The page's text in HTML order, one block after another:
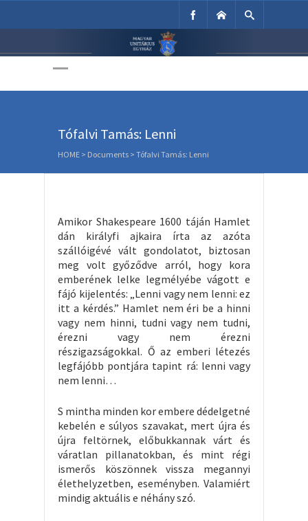
Unitárius Egyház
Tófalvi Tamás: Lenni
HOME > Documents > Tófalvi Tamás: Lenni
Amikor Shakespeare 1600 táján Hamlet
dán királyfi ajkaira írta az azóta
szállóigévé vált gondolatot, biztosan
meg volt győződve arról, hogy kora
emberének lelke legmélyébe vágott e
fájó kijelentés: „Lenni vagy nem lenni: ez
itt a kérdés.” Hamlet nem éri be a hinni
vagy nem hinni, tudni vagy nem tudni,
érezni vagy nem érezni
részigazságokkal. Ő az emberi létezés
legfájóbb pontjára tapint rá: lenni vagy
nem lenni…
S mintha minden kor embere dédelgetné
kebelén e súlyos szavakat, mert újra és
újra feltörnek, előbukkannak várt és
váratlan pillanatokban, és mint régi
ismerős köszönnek vissza megannyi
élethelyzetben, eseményben. Valamiért
mindig aktuális e néhány szó.